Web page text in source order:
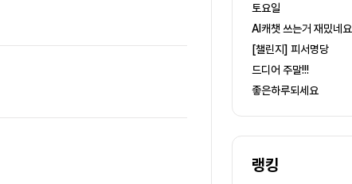
토요일
AI캐챗 쓰는거 재밌네요
[챌린지] 피서명당
드디어 주말!!!
좋은하루되세요
랭킹